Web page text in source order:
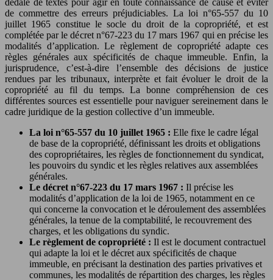
dédale de textes pour agir en toute connaissance de cause et éviter
de commettre des erreurs préjudiciables. La loi n°65-557 du 10
juillet 1965 constitue le socle du droit de la copropriété, et est
complétée par le décret n°67-223 du 17 mars 1967 qui en précise les
modalités d’application. Le règlement de copropriété adapte ces
règles générales aux spécificités de chaque immeuble. Enfin, la
jurisprudence, c’est-à-dire l’ensemble des décisions de justice
rendues par les tribunaux, interprète et fait évoluer le droit de la
copropriété au fil du temps. La bonne compréhension de ces
différentes sources est essentielle pour naviguer sereinement dans le
cadre juridique de la gestion collective d’un immeuble.
La loi n°65-557 du 10 juillet 1965 : Elle fixe le cadre légal
de base de la copropriété, définissant les droits et obligations
des copropriétaires, les règles de fonctionnement du syndicat,
les pouvoirs du syndic et les règles relatives aux assemblées
générales.
Le décret n°67-223 du 17 mars 1967 : Il précise les
modalités d’application de la loi de 1965, notamment en ce
qui concerne la convocation et le déroulement des assemblées
générales, la tenue de la comptabilité, le recouvrement des
charges, et les obligations du syndic.
Le règlement de copropriété : Il est le document contractuel
qui adapte la loi et le décret aux spécificités de chaque
immeuble, en précisant la destination des parties privatives et
communes, les modalités de répartition des charges, les règles